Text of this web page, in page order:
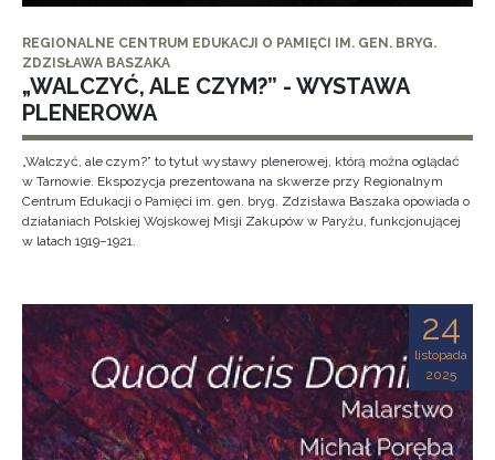
REGIONALNE CENTRUM EDUKACJI O PAMIĘCI IM. GEN. BRYG.
ZDZISŁAWA BASZAKA
„WALCZYĆ, ALE CZYM?” - WYSTAWA
PLENEROWA
„Walczyć, ale czym?” to tytuł wystawy plenerowej, którą można oglądać
w Tarnowie. Ekspozycja prezentowana na skwerze przy Regionalnym
Centrum Edukacji o Pamięci im. gen. bryg. Zdzisława Baszaka opowiada o
działaniach Polskiej Wojskowej Misji Zakupów w Paryżu, funkcjonującej
w latach 1919–1921.
24
listopada
2025